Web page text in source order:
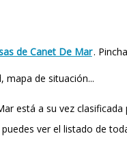
de Canet De Mar.
mapa de situación...
está a su vez
ver el listado de